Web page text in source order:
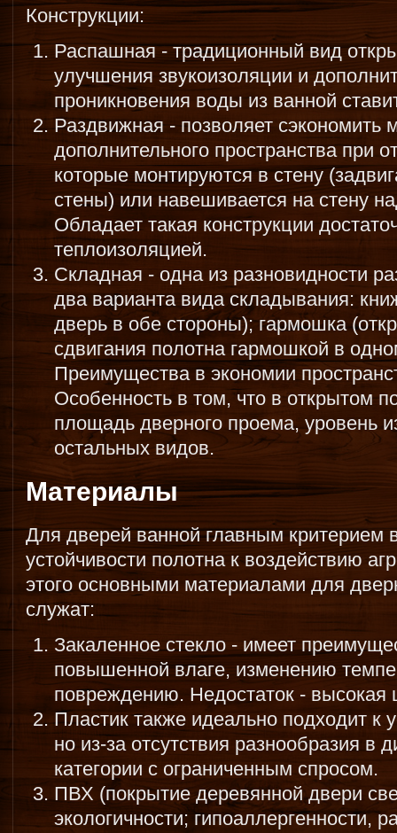
Конструкции:
Распашная - традиционный вид
улучшения звукоизоляции и
проникновения воды из ванной
Раздвижная - позволяет сэкономить
дополнительного пространства при
которые монтируются в стену
стены) или навешивается на стену
Обладает такая конструкции
теплоизоляцией.
Складная - одна из разновидности
два варианта вида складывания:
дверь в обе стороны); гармошка
сдвигания полотна гармошкой в
Преимущества в экономии
Особенность в том, что в открытом
площадь дверного проема, уровень
остальных видов.
Материалы
Для дверей ванной главным критерием
устойчивости полотна к воздействию
этого основными материалами для
служат:
Закаленное стекло - имеет
повышенной влаге, изменению
повреждению. Недостаток - высокая
Пластик также идеально подходит к
но из-за отсутствия разнообразия в
категории с ограниченным спросом.
ПВХ (покрытие деревянной двери
экологичности; гипоаллергенности,